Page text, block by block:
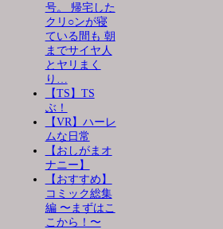
号。 帰宅した
クリ○ンが寝
ている間も 朝
までサイヤ人
とヤリまく
り…
【TS】TS
ぶ！
【VR】ハーレ
ムな日常
【おしがまオ
ナニー】
【おすすめ】
コミック総集
編 〜まずはこ
こから！〜